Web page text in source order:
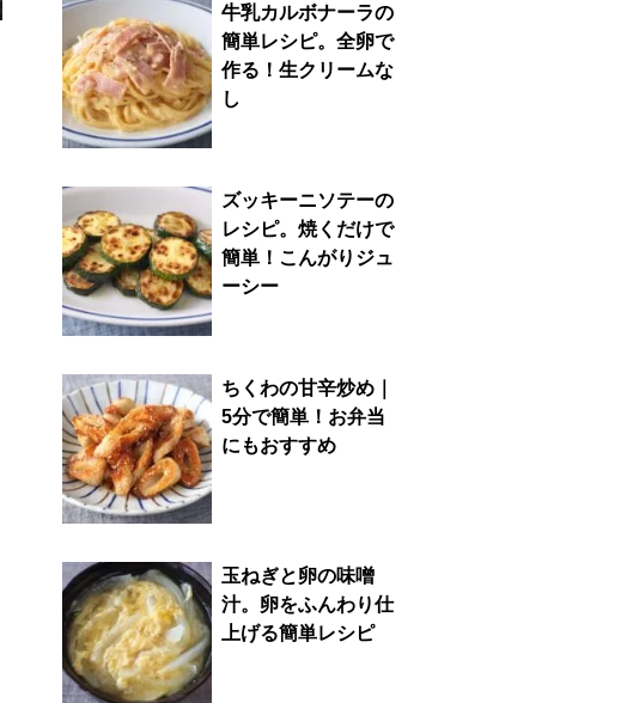
牛乳カルボナーラの
簡単レシピ。全卵で
作る！生クリームな
し
ズッキーニソテーの
レシピ。焼くだけで
簡単！こんがりジュ
ーシー
ちくわの甘辛炒め｜
5分で簡単！お弁当
にもおすすめ
玉ねぎと卵の味噌
汁。卵をふんわり仕
上げる簡単レシピ